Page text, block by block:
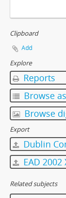
Clipboard
Add
Explore
Reports
Browse
Browse
Export
Dublin
EAD 2002
Related subjects